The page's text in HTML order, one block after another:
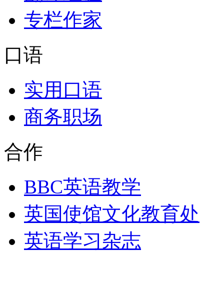
专栏作家
口语
实用口语
商务职场
合作
BBC英语教学
英国使馆文化教育处
英语学习杂志